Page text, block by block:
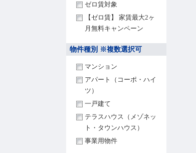
ゼロ賃対象
【ゼロ賃】 家賃最大2ヶ
月無料キャンペーン
物件種別 ※複数選択可
マンション
アパート（コーポ・ハイ
ツ）
一戸建て
テラスハウス（メゾネッ
ト・タウンハウス）
事業用物件